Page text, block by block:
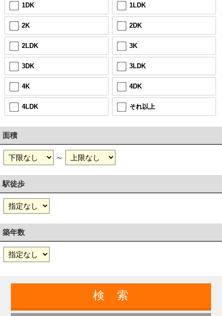
1DK 1LDK
2K 2DK
2LDK 3K
3DK 3LDK
4K 4DK
4LDK それ以上
面積
～
駅徒歩
築年数